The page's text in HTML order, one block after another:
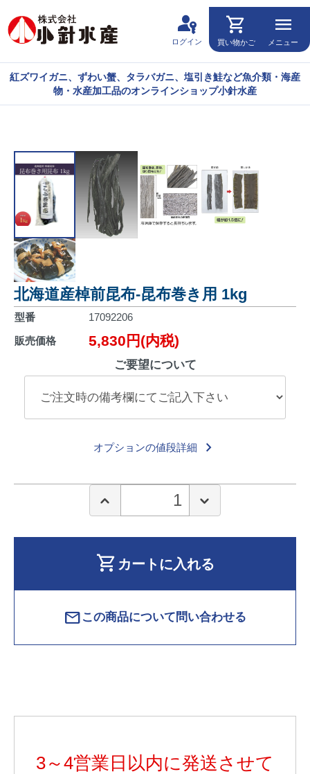
passkey
ログイン
shopping_cart
買い物かご
menu
メニュー
紅ズワイガニ、ずわい蟹、タラバガニ、塩引き鮭など魚介類・海産
物・水産加工品のオンラインショップ小針水産
北海道産棹前昆布-昆布巻き用 1kg
型番
17092206
販売価格
5,830円(内税)
ご要望について
オプションの値段詳細 keyboard_arrow_right
shopping_cart カートに入れる
mail この商品について問い合わせる
3～4営業日以内に発送させて